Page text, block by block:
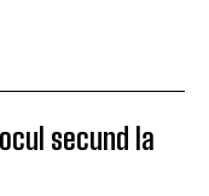
secund la